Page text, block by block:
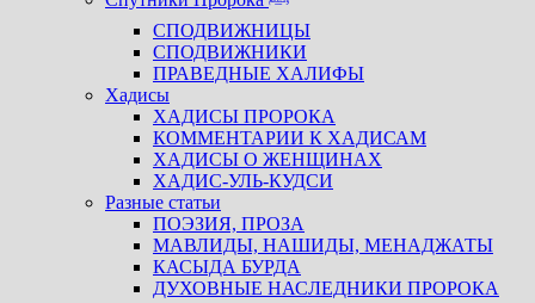
СПОДВИЖНИЦЫ
СПОДВИЖНИКИ
ПРАВЕДНЫЕ ХАЛИФЫ
Хадисы
ХАДИСЫ ПРОРОКА
КОММЕНТАРИИ К ХАДИСАМ
ХАДИСЫ О ЖЕНЩИНАХ
ХАДИС-УЛЬ-КУДСИ
Разные статьи
ПОЭЗИЯ, ПРОЗА
МАВЛИДЫ, НАШИДЫ, МЕНАДЖАТЫ
КАСЫДА БУРДА
ДУХОВНЫЕ НАСЛЕДНИКИ ПРОРОКА